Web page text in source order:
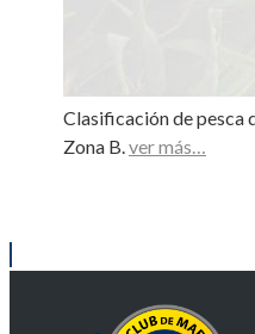
Clasificación de pesca
Zona B.ver más…